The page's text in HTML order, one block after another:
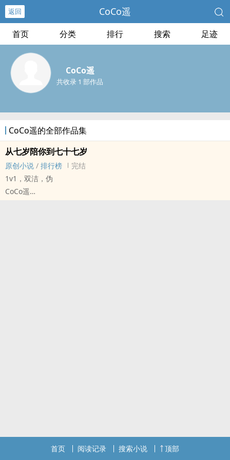
返回 CoCo遥
首页 分类 排行 搜索 足迹
CoCo遥
共收录 1 部作品
CoCo遥的全部作品集
从七岁陪你到七十七岁
原创小说 / 排行榜
完结
1v1，双洁，伪
CoCo遥
首页 阅读记录 搜索小说 顶部